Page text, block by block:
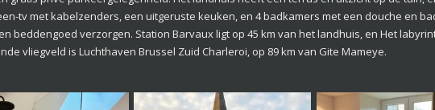
tv met kabelzenders, een uitgeruste keuken, en 4 badkamers met een douche en
beddengoed verzorgen. Station Barvaux ligt op 45 km van het landhuis, en Het
vliegveld is Luchthaven Brussel Zuid Charleroi, op 89 km van Gite Mameye.